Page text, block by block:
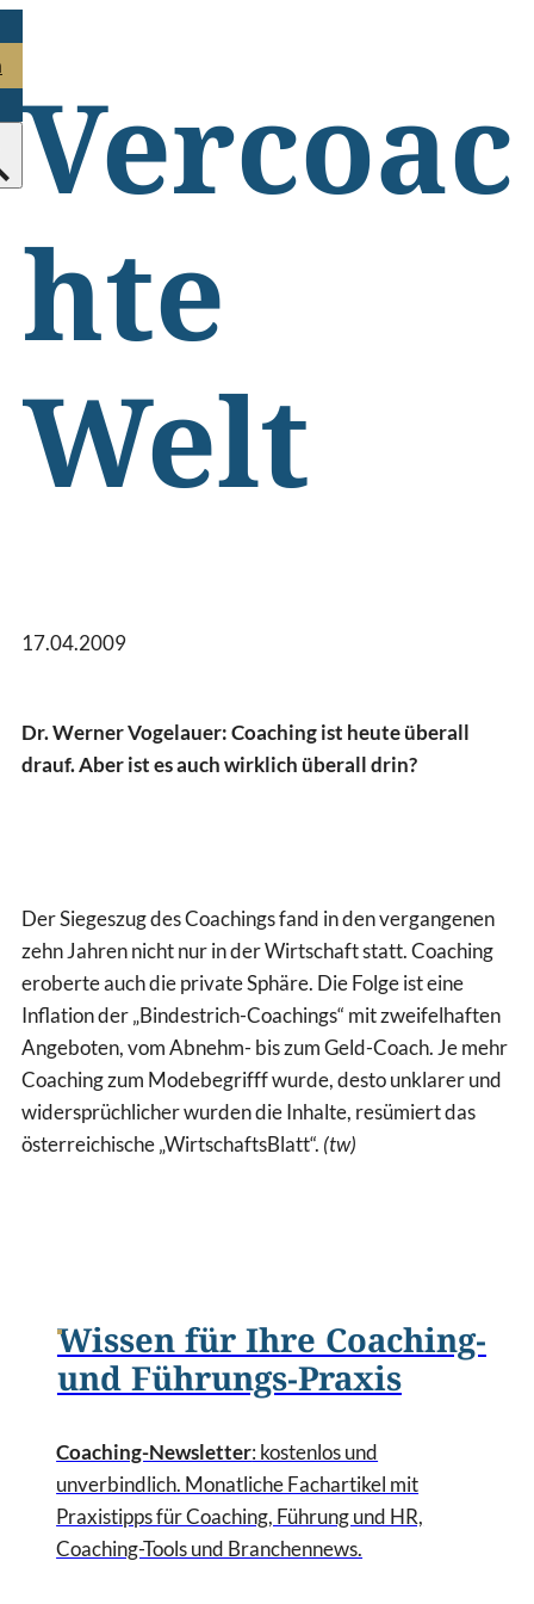
Vercoac
hte
Welt
17.04.2009
Dr. Werner Vogelauer: Coaching ist heute überall
drauf. Aber ist es auch wirklich überall drin?
Der Siegeszug des Coachings fand in den vergangenen
zehn Jahren nicht nur in der Wirtschaft statt. Coaching
eroberte auch die private Sphäre. Die Folge ist eine
Inflation der „Bindestrich-Coachings“ mit zweifelhaften
Angeboten, vom Abnehm- bis zum Geld-Coach. Je mehr
Coaching zum Modebegrifff wurde, desto unklarer und
widersprüchlicher wurden die Inhalte, resümiert das
österreichische „WirtschaftsBlatt“. (tw)
Wissen für Ihre Coaching-
und Führungs-Praxis
Coaching-Newsletter: kostenlos und
unverbindlich. Monatliche Fachartikel mit
Praxistipps für Coaching, Führung und HR,
Coaching-Tools und Branchennews.